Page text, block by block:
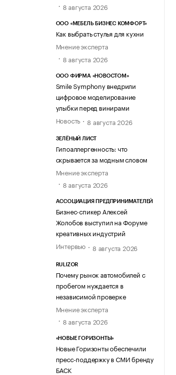
8 августа 2026
ООО «МЕБЕЛЬ БИЗНЕС КОМФОРТ»
Как выбрать стулья для кухни
Мнение эксперта
8 августа 2026
ООО ФИРМА «НОВОСТОМ»
Smile Symphony внедрили
цифровое моделирование
улыбки перед винирами
Новость
8 августа 2026
ЗЕЛЁНЫЙ ЛИСТ
Гипоаллергенность: что
скрывается за модным словом
Мнение эксперта
8 августа 2026
АССОЦИАЦИЯ ПРЕДПРИНИМАТЕЛЕЙ
Бизнес-спикер Алексей
Жолобов выступил на Форуме
креативных индустрий
Интервью
8 августа 2026
RULIZOR
Почему рынок автомобилей с
пробегом нуждается в
независимой проверке
Мнение эксперта
8 августа 2026
«НОВЫЕ ГОРИЗОНТЫ»
Новые Горизонты обеспечили
пресс-поддержку в СМИ бренду
БАСК